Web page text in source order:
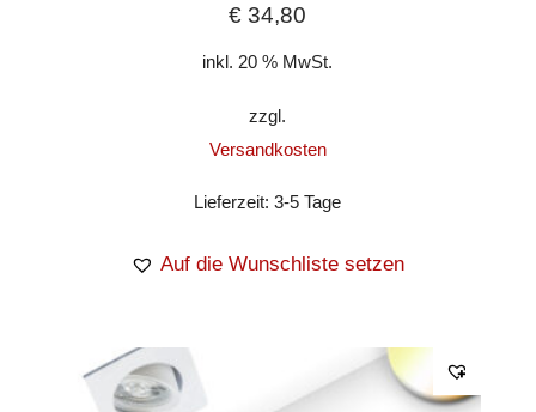
€ 34,80
inkl. 20 % MwSt.
zzgl.
Versandkosten
Lieferzeit:3-5 Tage
Auf die Wunschliste setzen